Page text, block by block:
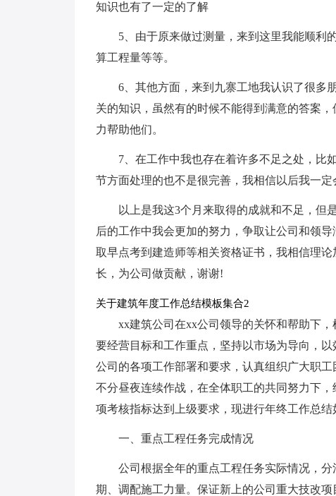
知识也有了一定的了解
5、由于原来做过测量，来到这里我能顺利
算工程量等等。
6、其他方面，来到九寨工地我认识了很多
关的知识，虽然有的时候不能得到满意的答案
力帮助他们。
7、在工作中我也存在着许多不足之处，比
节方面处理的也不是很完善，我相信以后我一
以上是我这3个月来取得的成就和不足，但
后的工作中我会更加的努力，争取让公司和领
取早点考到建造师等相关资格证书，我相信理
长，为公司做贡献，谢谢!
关于建筑年度工作总结模板集合2
xx建筑公司在xx公司领导的关怀和帮助下
要经营目标和工作重点，坚持以市场为导向，
公司的各项工作部署和要求，认真组织广大职
不分昼夜连续作战，在全体职工的共同努力下
项考核指标达到上级要求，现进行年终工作总结
一、重点工程任务完成情况
公司根据全年的重点工程任务实际情况，
期、调配施工力量。保证新上的公司重大技改